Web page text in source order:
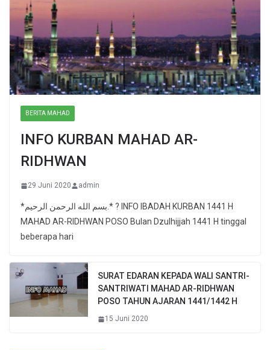
BERITA MAHAD
INFO KURBAN MAHAD AR-
RIDHWAN
29 Juni 2020 admin
*بسم الله الرحمن الرحيم.* ? INFO IBADAH KURBAN 1441 H
MAHAD AR-RIDHWAN POSO Bulan Dzulhijjah 1441 H tinggal
beberapa hari
SURAT EDARAN KEPADA WALI SANTRI-
SANTRIWATI MAHAD AR-RIDHWAN
POSO TAHUN AJARAN 1441/1442 H
15 Juni 2020